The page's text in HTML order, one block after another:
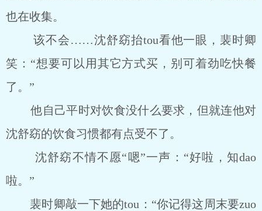
也在收集。
该不会……沈舒窈抬tou看他一眼，裴时卿
笑：“想要可以用其它方式买，别可着劲吃快餐
了。”
他自己平时对饮食没什么要求，但就连他对
沈舒窈的饮食习惯都有点受不了。
沈舒窈不情不愿“嗯”一声：“好啦，知dao
啦。”
裴时卿敲一下她的tou：“你记得这周末要zuo